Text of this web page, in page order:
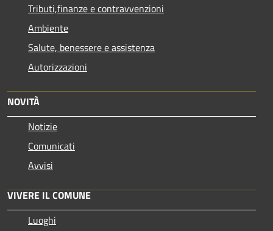
Tributi,finanze e contravvenzioni
Ambiente
Salute, benessere e assistenza
Autorizzazioni
NOVITÀ
Notizie
Comunicati
Avvisi
VIVERE IL COMUNE
Luoghi